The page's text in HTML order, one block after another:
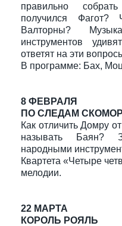
правильно
получился
Валторны?
инструментов
ответят на эти
В программе: Бах,
8 ФЕВРАЛЯ
ПО СЛЕДАМ
Как отличить Домру
называть Баян?
народными
Квартета «Четыре
мелодии.
22 МАРТА
КОРОЛЬ РОЯЛЬ